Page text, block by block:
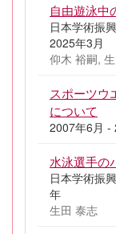
自由遊泳中
日本学術振
2025年3月
仰木 裕嗣,
スポーツウ
について
2007年6月 -
水泳選手の
日本学術振
年
生田 泰志